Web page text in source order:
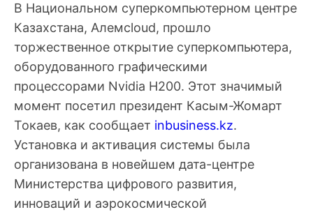
В Национальном суперкомпьютерном центре
Казахстана, Aлемcloud, прошло
торжественное открытие суперкомпьютера,
оборудованного графическими
процессорами Nvidia H200. Этот значимый
момент посетил президент Касым-Жомарт
Токаев, как сообщает inbusiness.kz.
Установка и активация системы была
организована в новейшем дата-центре
Министерства цифрового развития,
инноваций и аэрокосмической